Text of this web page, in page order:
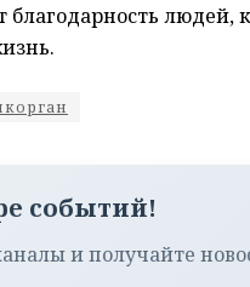
благодарность людей,
событий!
и получайте